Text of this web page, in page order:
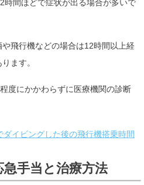
時間ほどで症状が出る場合が多いで
飛行機などの場合は12時間以上経
ます。
度にかかわらずに医療機関の診断
イビングした後の飛行機搭乗時間
手当と治療方法